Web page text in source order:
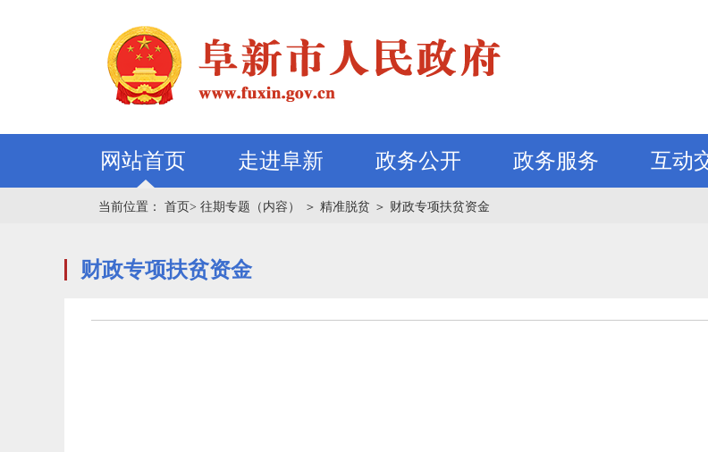
网站首页 走进阜新 政务公开 政务服务 互动
当前位置： 首页> 往期专题（内容） ＞ 精准脱贫 ＞ 财政专项扶贫资金
财政专项扶贫资金